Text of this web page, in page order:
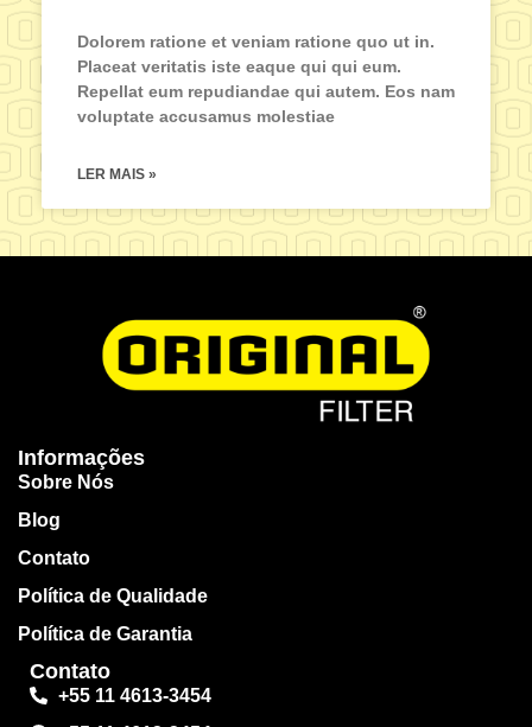
Dolorem ratione et veniam ratione quo ut in.
Placeat veritatis iste eaque qui qui eum.
Repellat eum repudiandae qui autem. Eos nam
voluptate accusamus molestiae
LER MAIS »
Informações
Sobre Nós
Blog
Contato
Política de Qualidade
Política de Garantia
Contato
+55 11 4613-3454